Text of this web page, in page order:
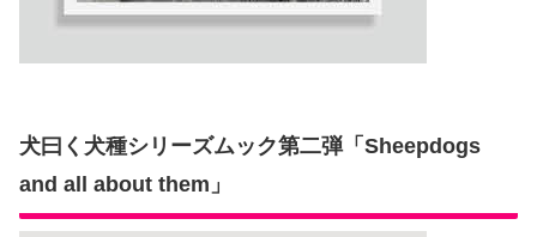
犬曰く犬種シリーズムック第二弾「Sheepdogs
and all about them」